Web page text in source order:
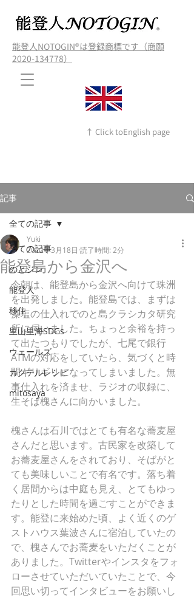
能登人NOTOGIN®️は登録商標です（商願
2020-134778）
↑ Click toEnglish page
記事
全ての記事
のとジン
能登人
移住
里山里海SDGs
ウェールズ
カクテルレシピ
mitosaya
全ての記事
能登島から金沢へ
Yuki
2022年3月18日 読了時間: 2分
今朝は、能登島から金沢へ向けて珠洲
を出発しました。能登島では、まずは
藻塩の仕入れでのと島クラシカタ研究
所に伺いました。ちょっと余裕を持っ
て出たつもりでしたが、七尾で銀行
ATMの対応をしていたら、気づくと時
間ギリギリになってしまいました。無
事仕入れを済ませ、ラジオの収録に、
生そば槐さんに向かいました。
槐さんは石川ではとても有名な蕎麦屋
さんだと思います。古民家を改築して
お蕎麦屋さんをされており、そばがと
ても美味しいことで有名です。落ち着
く居間からは中庭も見え、とてもゆっ
たりとした時間を過ごすことができま
す。能登に来始めた頃、よく近くのゲ
ストハウス葉波さんに宿泊していたの
で、槐さんでお蕎麦をいただくことが
ありました。Twitterやインスタをフォ
ローさせていただいていたことで、今
回思い切ってインタビューをお願いし